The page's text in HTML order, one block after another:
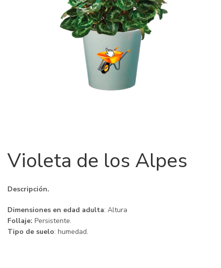
Violeta de los Alpes
Descripción.
Dimensiones en edad adulta: Altura
Follaje: Persistente.
Tipo de suelo: humedad.